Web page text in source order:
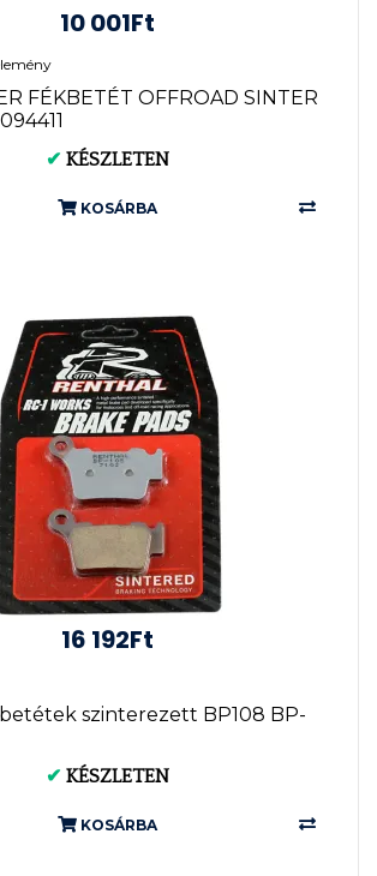
10 001Ft
FÉKBETÉT OFFROAD SINTER
✔ KÉSZLETEN
KOSÁRBA
16 192Ft
szinterezett BP108 BP-
✔ KÉSZLETEN
KOSÁRBA